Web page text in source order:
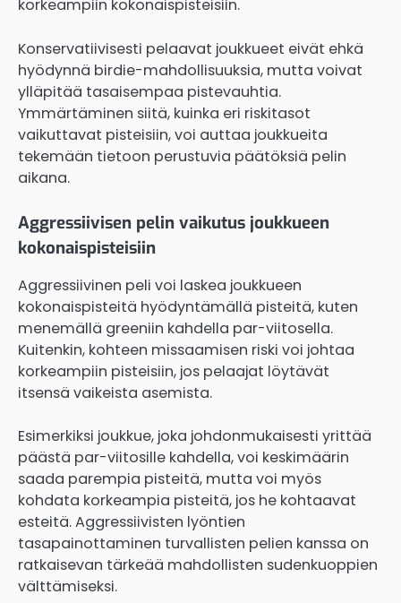
korkeampiin kokonaispisteisiin.
Konservatiivisesti pelaavat joukkueet eivät ehkä
hyödynnä birdie-mahdollisuuksia, mutta voivat
ylläpitää tasaisempaa pistevauhtia.
Ymmärtäminen siitä, kuinka eri riskitasot
vaikuttavat pisteisiin, voi auttaa joukkueita
tekemään tietoon perustuvia päätöksiä pelin
aikana.
Aggressiivisen pelin vaikutus joukkueen
kokonaispisteisiin
Aggressiivinen peli voi laskea joukkueen
kokonaispisteitä hyödyntämällä pisteitä, kuten
menemällä greeniin kahdella par-viitosella.
Kuitenkin, kohteen missaamisen riski voi johtaa
korkeampiin pisteisiin, jos pelaajat löytävät
itsensä vaikeista asemista.
Esimerkiksi joukkue, joka johdonmukaisesti yrittää
päästä par-viitosille kahdella, voi keskimäärin
saada parempia pisteitä, mutta voi myös
kohdata korkeampia pisteitä, jos he kohtaavat
esteitä. Aggressiivisten lyöntien
tasapainottaminen turvallisten pelien kanssa on
ratkaisevan tärkeää mahdollisten sudenkuoppien
välttämiseksi.